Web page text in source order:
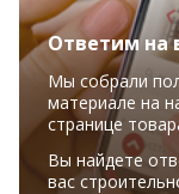
Ответим на
Мы собрали
материале на
странице
Вы найдете
вас